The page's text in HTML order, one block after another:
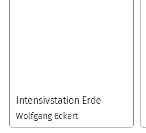
Intensivstation Erde
Wolfgang Eckert